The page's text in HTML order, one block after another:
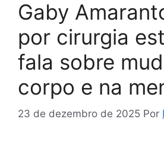
Gaby
por cirurgia
fala sobre
corpo e na
23 de dezembro de 2025 Por